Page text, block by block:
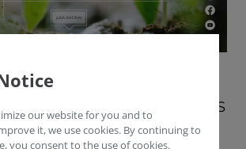
CON INGREDIENTES
CON EL MEDIO
our website for you and to
it, we use cookies. By continuing to
you consent to the use of cookies.